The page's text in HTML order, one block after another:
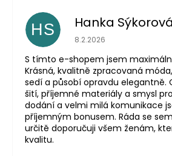
HS Hanka Sýkorová
Hodnocení obchodu je
8.2.2026
S tímto e-shopem jsem
Krásná, kvalitně zpracovaná
sedí a působí opravdu elegantně.
šití, příjemné materiály a smysl
dodání a velmi milá komunikace
příjemným bonusem. Ráda se
určitě doporučuji všem ženám,
kvalitu.